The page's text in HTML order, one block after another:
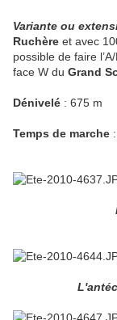
Variante ou
Ruchère et avec
possible de faire
face W du Grand
Dénivelé : 675 m
Temps de marche